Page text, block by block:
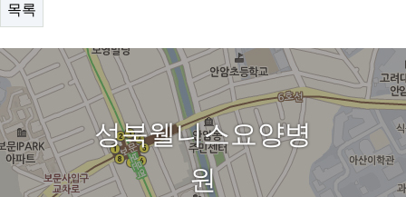
목록
성북웰니스요양병
원